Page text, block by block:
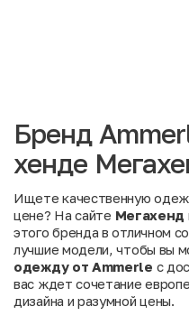
Бренд
хенде
Ищете качественную
цене? На сайте Мегахенд
этого бренда в отличном
лучшие модели, чтобы вы
одежду от Ammerle с
вас ждет сочетание
дизайна и разумной цены.